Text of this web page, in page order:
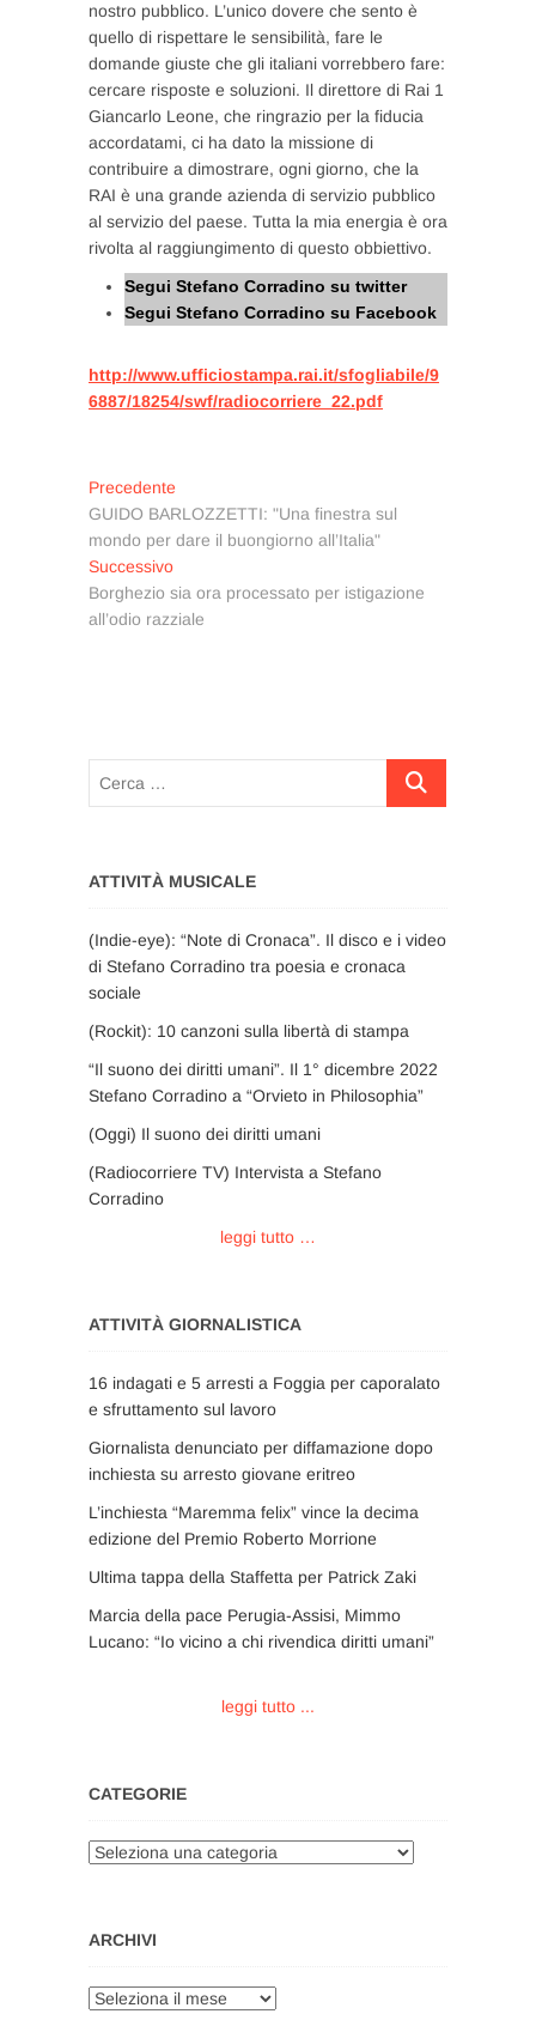
nostro pubblico. L’unico dovere che sento è
quello di rispettare le sensibilità, fare le
domande giuste che gli italiani vorrebbero fare:
cercare risposte e soluzioni. Il direttore di Rai 1
Giancarlo Leone, che ringrazio per la fiducia
accordatami, ci ha dato la missione di
contribuire a dimostrare, ogni giorno, che la
RAI è una grande azienda di servizio pubblico
al servizio del paese. Tutta la mia energia è ora
rivolta al raggiungimento di questo obbiettivo.
Segui Stefano Corradino su twitter
Segui Stefano Corradino su Facebook
http://www.ufficiostampa.rai.it/sfogliabile/9
6887/18254/swf/radiocorriere_22.pdf
Navigazione
articoli
Precedente
precedente:
GUIDO BARLOZZETTI: "Una finestra sul
mondo per dare il buongiorno all’Italia"
SuccessivoArticolo
successivo:
Borghezio sia ora processato per istigazione
all’odio razziale
Cerca
ATTIVITÀ MUSICALE
(Indie-eye): “Note di Cronaca”. Il disco e i video
di Stefano Corradino tra poesia e cronaca
sociale
(Rockit): 10 canzoni sulla libertà di stampa
“Il suono dei diritti umani”. Il 1° dicembre 2022
Stefano Corradino a “Orvieto in Philosophia”
(Oggi) Il suono dei diritti umani
(Radiocorriere TV) Intervista a Stefano
Corradino
leggi tutto …
ATTIVITÀ GIORNALISTICA
16 indagati e 5 arresti a Foggia per caporalato
e sfruttamento sul lavoro
Giornalista denunciato per diffamazione dopo
inchiesta su arresto giovane eritreo
L’inchiesta “Maremma felix” vince la decima
edizione del Premio Roberto Morrione
Ultima tappa della Staffetta per Patrick Zaki
Marcia della pace Perugia-Assisi, Mimmo
Lucano: “Io vicino a chi rivendica diritti umani”
leggi tutto ...
CATEGORIE
Categorie
ARCHIVI
Archivi